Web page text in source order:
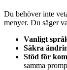
Du behöver inte
menyer. Du säger
Vanligt
Säkra
Stöd för
samma